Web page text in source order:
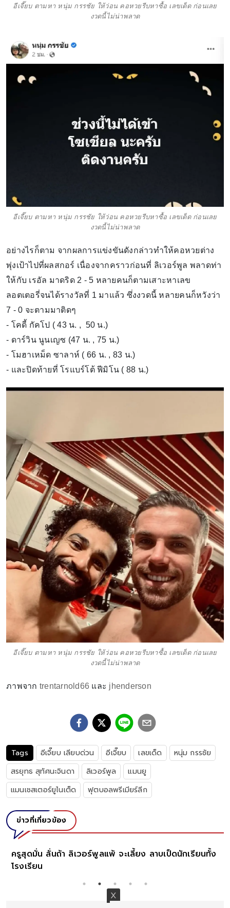
อีเจี๊ยบ ตามหา หนุ่ม กรรชัย ให้ว่อน คอหวยรีบหาซื้อ เลขเด็ด ก่อนเลย
งวดนี้ไม่น่าพลาด
อีเจี๊ยบ ตามหา หนุ่ม กรรชัย ให้ว่อน คอหวยรีบหาซื้อ เลขเด็ด ก่อนเลย
งวดนี้ไม่น่าพลาด
อย่างไรก็ตาม จากผลการแข่งขันดังกล่าวทำให้คอหวยต่าง
พุ่งเป้าไปที่ผลสกอร์ เนื่องจากคราวก่อนที่ ลิเวอร์พูล พลาดท่า
ให้กับ เรอัล มาดริด 2 - 5 หลายคนก็ตามเสาะหาเลข
ลอตเตอรี่จนได้รางวัลที่ 1 มาแล้ว ซึ่งงวดนี้ หลายคนก็หวังว่า
7 - 0 จะตามมาติดๆ
- โคดี้ กัคโป ( 43 น. , 50 น.)
- ดาร์วิน นูนเญซ (47 น. , 75 น.)
- โมฮาเหม็ด ซาลาห์ ( 66 น. , 83 น.)
- และปิดท้ายที่ โรแบร์โต้ ฟีมิโน ( 88 น.)
อีเจี๊ยบ ตามหา หนุ่ม กรรชัย ให้ว่อน คอหวยรีบหาซื้อ เลขเด็ด ก่อนเลย
งวดนี้ไม่น่าพลาด
ภาพจาก trentarnold66 และ jhenderson
Tags อีเจี๊ยบ เลียบด่วน อีเจี๊ยบ เลขเด็ด
หนุ่ม กรรชัย
สรยุทธ สุทัศนะจินดา
ลิเวอร์พูล
แมนยู
แมนเชสเตอร์ยูไนเต็ด
ฟุตบอลพรีเมียร์ลีก
ข่าวที่เกี่ยวข้อง
ถ้า ลิเวอร์พูลแพ้ จะเลี้ยง ลาบเป็ดนักเรียนทั้ง
สรยุทธ หาย